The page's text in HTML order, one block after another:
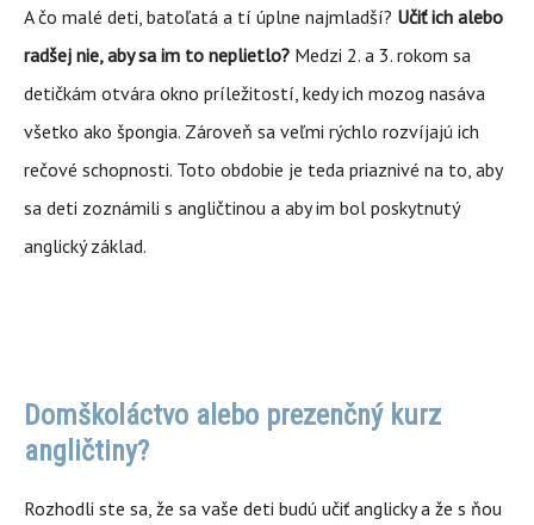
A čo malé deti, batoľatá a tí úplne najmladší? Učiť ich alebo
radšej nie, aby sa im to neplietlo? Medzi 2. a 3. rokom sa
detičkám otvára okno príležitostí, kedy ich mozog nasáva
všetko ako špongia. Zároveň sa veľmi rýchlo rozvíjajú ich
rečové schopnosti. Toto obdobie je teda priaznivé na to, aby
sa deti zoznámili s angličtinou a aby im bol poskytnutý
anglický základ.
Domškoláctvo alebo prezenčný kurz
angličtiny?
Rozhodli ste sa, že sa vaše deti budú učiť anglicky a že s ňou